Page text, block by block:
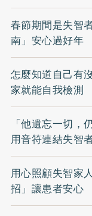
春節期間是失智
南」安心過好年
怎麼知道自己有
家就能自我檢測
「他遺忘一切
用音符連結失智
用心照顧失智家
招」讓患者安心